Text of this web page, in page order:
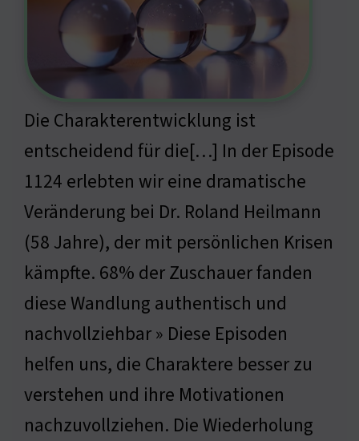
Die Charakterentwicklung ist
entscheidend für die[…] In der Episode
1124 erlebten wir eine dramatische
Veränderung bei Dr. Roland Heilmann
(58 Jahre), der mit persönlichen Krisen
kämpfte. 68% der Zuschauer fanden
diese Wandlung authentisch und
nachvollziehbar » Diese Episoden
helfen uns, die Charaktere besser zu
verstehen und ihre Motivationen
nachzuvollziehen. Die Wiederholung